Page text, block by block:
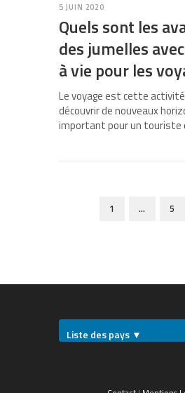
5 JUIN 2020
Quels sont les
des jumelles
à vie pour les
Le voyage est cette
découvrir de nouveaux
important pour un touriste
1 … 5
Liste des pays ▼